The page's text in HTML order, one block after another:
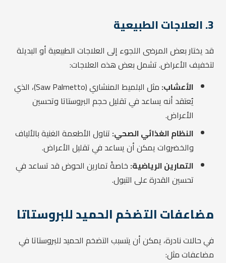
3. العلاجات الطبيعية
قد يختار بعض المرضى اللجوء إلى العلاجات الطبيعية أو البديلة
لتخفيف الأعراض. تشمل بعض هذه العلاجات:
الأعشاب:
مثل البلميط المنشاري (Saw Palmetto)، الذي
يُعتقد أنه يساعد في تقليل حجم البروستاتا وتحسين
الأعراض.
النظام الغذائي الصحي: تناول الأطعمة الغنية بالألياف
والخضروات يمكن أن يساعد في تقليل الأعراض.
التمارين الرياضية: خاصةً تمارين الحوض قد تساعد في
تحسين القدرة على التبول.
مضاعفات التضخم الحميد للبروستاتا
في حالات نادرة، يمكن أن يتسبب التضخم الحميد للبروستاتا في
مضاعفات مثل: